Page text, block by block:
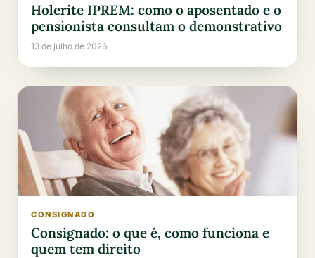
Holerite IPREM: como o aposentado e o
pensionista consultam o demonstrativo
13 de julho de 2026
CONSIGNADO
Consignado: o que é, como funciona e
quem tem direito